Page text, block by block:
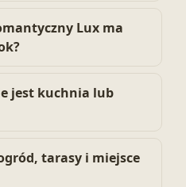
Lux ma
jest kuchnia lub
tarasy i miejsce